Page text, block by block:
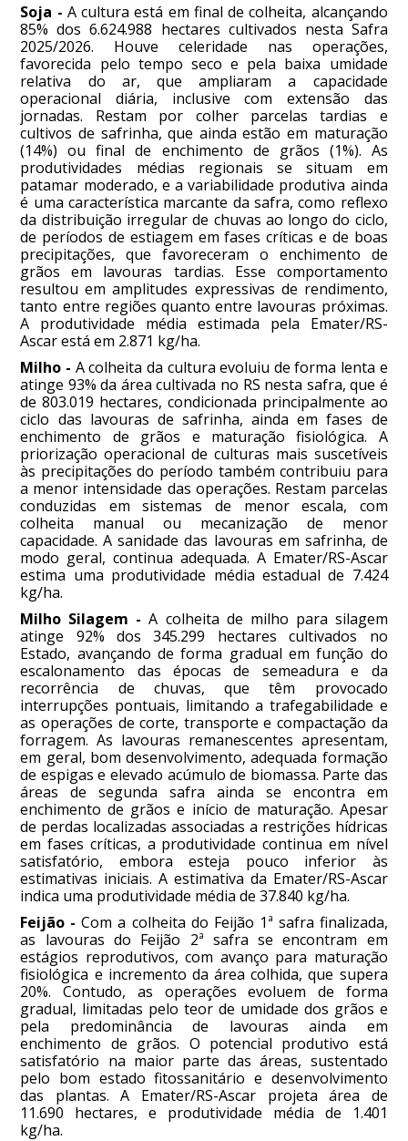
Soja - A cultura está em final de colheita, alcançando
85% dos 6.624.988 hectares cultivados nesta Safra
2025/2026. Houve celeridade nas operações,
favorecida pelo tempo seco e pela baixa umidade
relativa do ar, que ampliaram a capacidade
operacional diária, inclusive com extensão das
jornadas. Restam por colher parcelas tardias e
cultivos de safrinha, que ainda estão em maturação
(14%) ou final de enchimento de grãos (1%). As
produtividades médias regionais se situam em
patamar moderado, e a variabilidade produtiva ainda
é uma característica marcante da safra, como reflexo
da distribuição irregular de chuvas ao longo do ciclo,
de períodos de estiagem em fases críticas e de boas
precipitações, que favoreceram o enchimento de
grãos em lavouras tardias. Esse comportamento
resultou em amplitudes expressivas de rendimento,
tanto entre regiões quanto entre lavouras próximas.
A produtividade média estimada pela Emater/RS-
Ascar está em 2.871 kg/ha.
Milho - A colheita da cultura evoluiu de forma lenta e
atinge 93% da área cultivada no RS nesta safra, que é
de 803.019 hectares, condicionada principalmente ao
ciclo das lavouras de safrinha, ainda em fases de
enchimento de grãos e maturação fisiológica. A
priorização operacional de culturas mais suscetíveis
às precipitações do período também contribuiu para
a menor intensidade das operações. Restam parcelas
conduzidas em sistemas de menor escala, com
colheita manual ou mecanização de menor
capacidade. A sanidade das lavouras em safrinha, de
modo geral, continua adequada. A Emater/RS-Ascar
estima uma produtividade média estadual de 7.424
kg/ha.
Milho Silagem - A colheita de milho para silagem
atinge 92% dos 345.299 hectares cultivados no
Estado, avançando de forma gradual em função do
escalonamento das épocas de semeadura e da
recorrência de chuvas, que têm provocado
interrupções pontuais, limitando a trafegabilidade e
as operações de corte, transporte e compactação da
forragem. As lavouras remanescentes apresentam,
em geral, bom desenvolvimento, adequada formação
de espigas e elevado acúmulo de biomassa. Parte das
áreas de segunda safra ainda se encontra em
enchimento de grãos e início de maturação. Apesar
de perdas localizadas associadas a restrições hídricas
em fases críticas, a produtividade continua em nível
satisfatório, embora esteja pouco inferior às
estimativas iniciais. A estimativa da Emater/RS-Ascar
indica uma produtividade média de 37.840 kg/ha.
Feijão - Com a colheita do Feijão 1ª safra finalizada,
as lavouras do Feijão 2ª safra se encontram em
estágios reprodutivos, com avanço para maturação
fisiológica e incremento da área colhida, que supera
20%. Contudo, as operações evoluem de forma
gradual, limitadas pelo teor de umidade dos grãos e
pela predominância de lavouras ainda em
enchimento de grãos. O potencial produtivo está
satisfatório na maior parte das áreas, sustentado
pelo bom estado fitossanitário e desenvolvimento
das plantas. A Emater/RS-Ascar projeta área de
11.690 hectares, e produtividade média de 1.401
kg/ha.